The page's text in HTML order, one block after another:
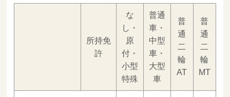
所持免
許
な
し・
原
付・
小型
特殊
普通
車・
中型
車・
大型
車
普
通
二
輪
AT
普
通
二
輪
MT